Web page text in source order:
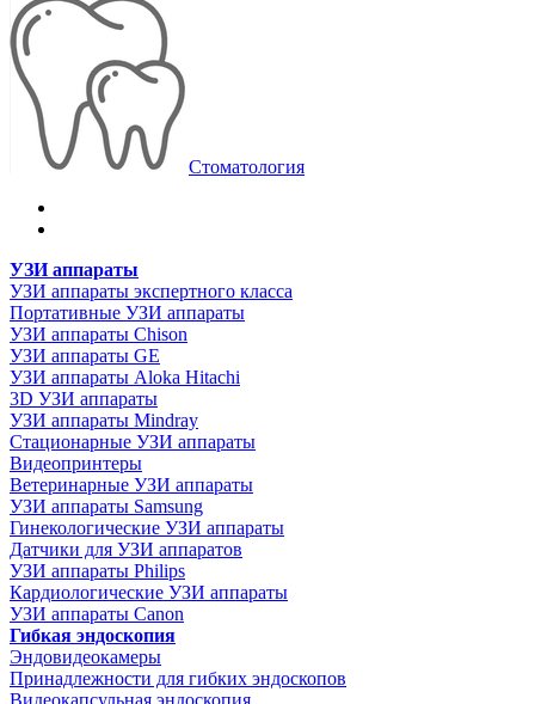
Стоматология
УЗИ аппараты
УЗИ аппараты экспертного класса
Портативные УЗИ аппараты
УЗИ аппараты Chison
УЗИ аппараты GE
УЗИ аппараты Aloka Hitachi
3D УЗИ аппараты
УЗИ аппараты Mindray
Стационарные УЗИ аппараты
Видеопринтеры
Ветеринарные УЗИ аппараты
УЗИ аппараты Samsung
Гинекологические УЗИ аппараты
Датчики для УЗИ аппаратов
УЗИ аппараты Philips
Кардиологические УЗИ аппараты
УЗИ аппараты Canon
Гибкая эндоскопия
Эндовидеокамеры
Принадлежности для гибких эндоскопов
Видеокапсульная эндоскопия